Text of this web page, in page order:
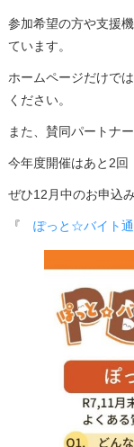
参加希望の方や支援
ています。
ホームページだけで
ください。
また、賛同パートナ
今年度開催はあと2回
ぜひ12月中のお申込
『 ぽっと☆バイト